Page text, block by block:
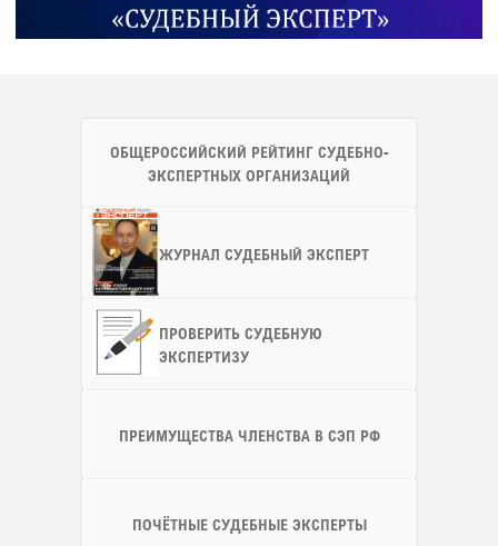
ОБЩЕРОССИЙСКИЙ РЕЙТИНГ СУДЕБНО-
ЭКСПЕРТНЫХ ОРГАНИЗАЦИЙ
ЖУРНАЛ СУДЕБНЫЙ ЭКСПЕРТ
ПРОВЕРИТЬ СУДЕБНУЮ
ЭКСПЕРТИЗУ
ПРЕИМУЩЕСТВА ЧЛЕНСТВА В СЭП РФ
ПОЧЁТНЫЕ СУДЕБНЫЕ ЭКСПЕРТЫ